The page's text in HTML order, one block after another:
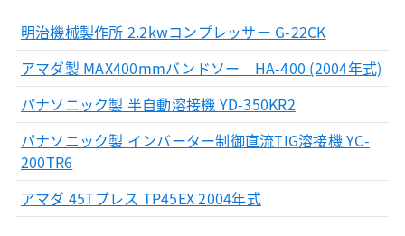
明治機械製作所 2.2kwコンプレッサー G-22CK
アマダ製 MAX400mmバンドソー HA-400 (2004年式)
パナソニック製 半自動溶接機 YD-350KR2
パナソニック製 インバーター制御直流TIG溶接機 YC-
200TR6
アマダ 45Tプレス TP45EX 2004年式